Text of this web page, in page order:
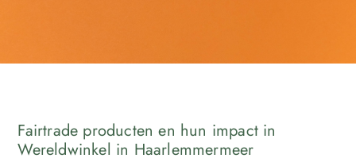
Fairtrade producten en hun impact in
Wereldwinkel in Haarlemmermeer